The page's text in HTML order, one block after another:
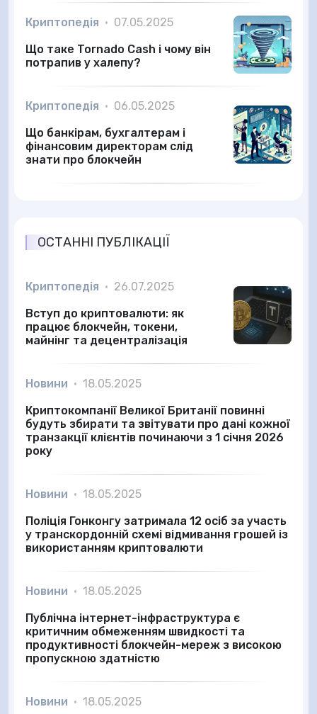
Криптопедія • 07.05.2025
Що таке Tornado Cash і чому він
потрапив у халепу?
Криптопедія • 06.05.2025
Що банкірам, бухгалтерам і
фінансовим директорам слід
знати про блокчейн
ОСТАННІ ПУБЛІКАЦІЇ
Криптопедія • 26.07.2025
Вступ до криптовалюти: як
працює блокчейн, токени,
майнінг та децентралізація
Новини • 18.05.2025
Криптокомпанії Великої Британії повинні
будуть збирати та звітувати про дані кожної
транзакції клієнтів починаючи з 1 січня 2026
року
Новини • 18.05.2025
Поліція Гонконгу затримала 12 осіб за участь
у транскордонній схемі відмивання грошей із
використанням криптовалюти
Новини • 18.05.2025
Публічна інтернет-інфраструктура є
критичним обмеженням швидкості та
продуктивності блокчейн-мереж з високою
пропускною здатністю
Новини • 18.05.2025